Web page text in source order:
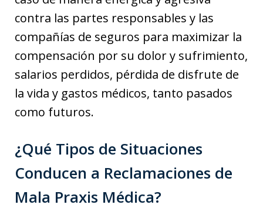
contra las partes responsables y las
compañías de seguros para maximizar la
compensación por su dolor y sufrimiento,
salarios perdidos, pérdida de disfrute de
la vida y gastos médicos, tanto pasados
como futuros.
¿Qué Tipos de Situaciones
Conducen a Reclamaciones de
Mala Praxis Médica?